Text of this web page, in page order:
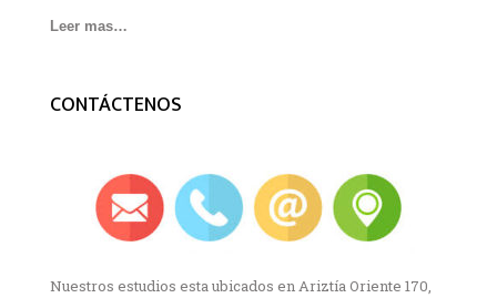
Leer mas…
CONTÁCTENOS
Nuestros estudios esta ubicados en Ariztía Oriente 170,